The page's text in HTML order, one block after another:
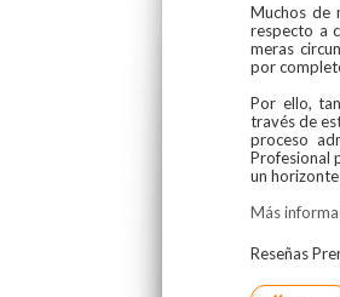
Muchos de
respecto a
meras
por
Por ello,
través de
proceso
Profesional
un
Más
Reseñas